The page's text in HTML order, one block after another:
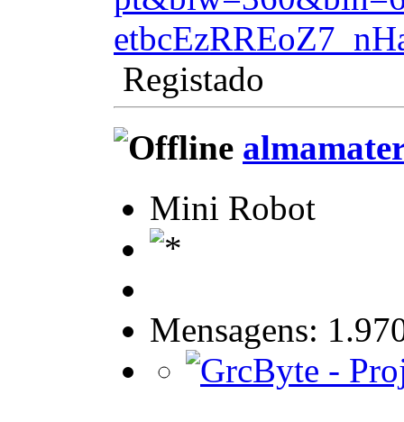
Registado
Mini Robot
Mensagens: